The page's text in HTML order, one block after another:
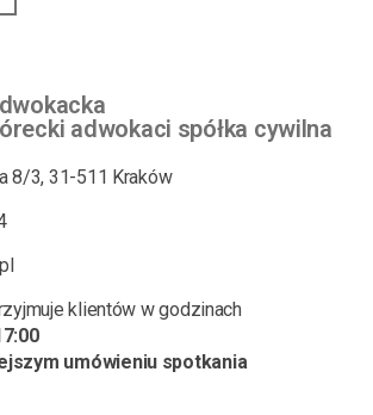
adwokaci spółka cywilna
8/3, 31-511 Kraków
klientów w godzinach
umówieniu spotkania